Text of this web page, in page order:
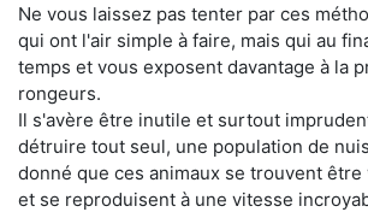
Ne vous laissez pas tenter par ces
qui ont l'air simple à faire, mais qui au
temps et vous exposent davantage à la
rongeurs.
Il s'avère être inutile et surtout
détruire tout seul, une population de
donné que ces animaux se trouvent
et se reproduisent à une vitesse